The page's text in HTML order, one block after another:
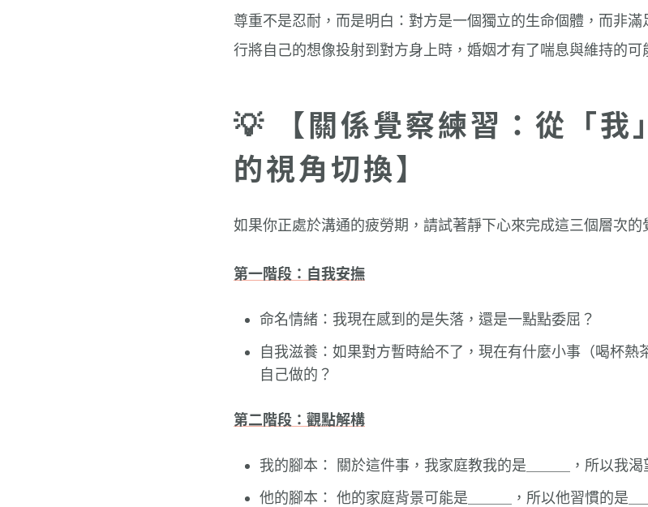
尊重不是忍耐，而是明白：對方是一個獨立的生命個體，而非
行將自己的想像投射到對方身上時，婚姻才有了喘息與維持的可
💡 【關係覺察練習：從「我
的視角切換】
如果你正處於溝通的疲勞期，請試著靜下心來完成這三個層次的
第一階段：自我安撫
命名情緒：我現在感到的是失落，還是一點點委屈？
自我滋養：如果對方暫時給不了，現在有什麼小事（喝杯熱
自己做的？
第二階段：觀點解構
我的腳本： 關於這件事，我家庭教我的是＿＿＿，所以我渴
他的腳本： 他的家庭背景可能是＿＿＿，所以他習慣的是＿